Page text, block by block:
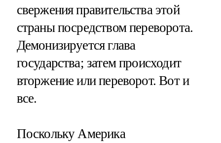
свержения правительства этой
страны посредством переворота.
Демонизируется глава
государства; затем происходит
вторжение или переворот. Вот и
все.
Поскольку Америка